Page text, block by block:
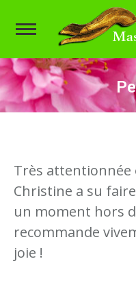
Très attentionnée
Christine a su
un moment hors
recommande
joie !